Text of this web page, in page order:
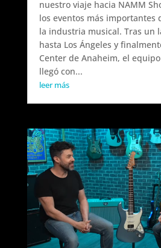
nuestro viaje hacia NAMM
los eventos más importantes
la industria musical. Tras un
hasta Los Ángeles y
Center de Anaheim, el
llegó con...
leer más